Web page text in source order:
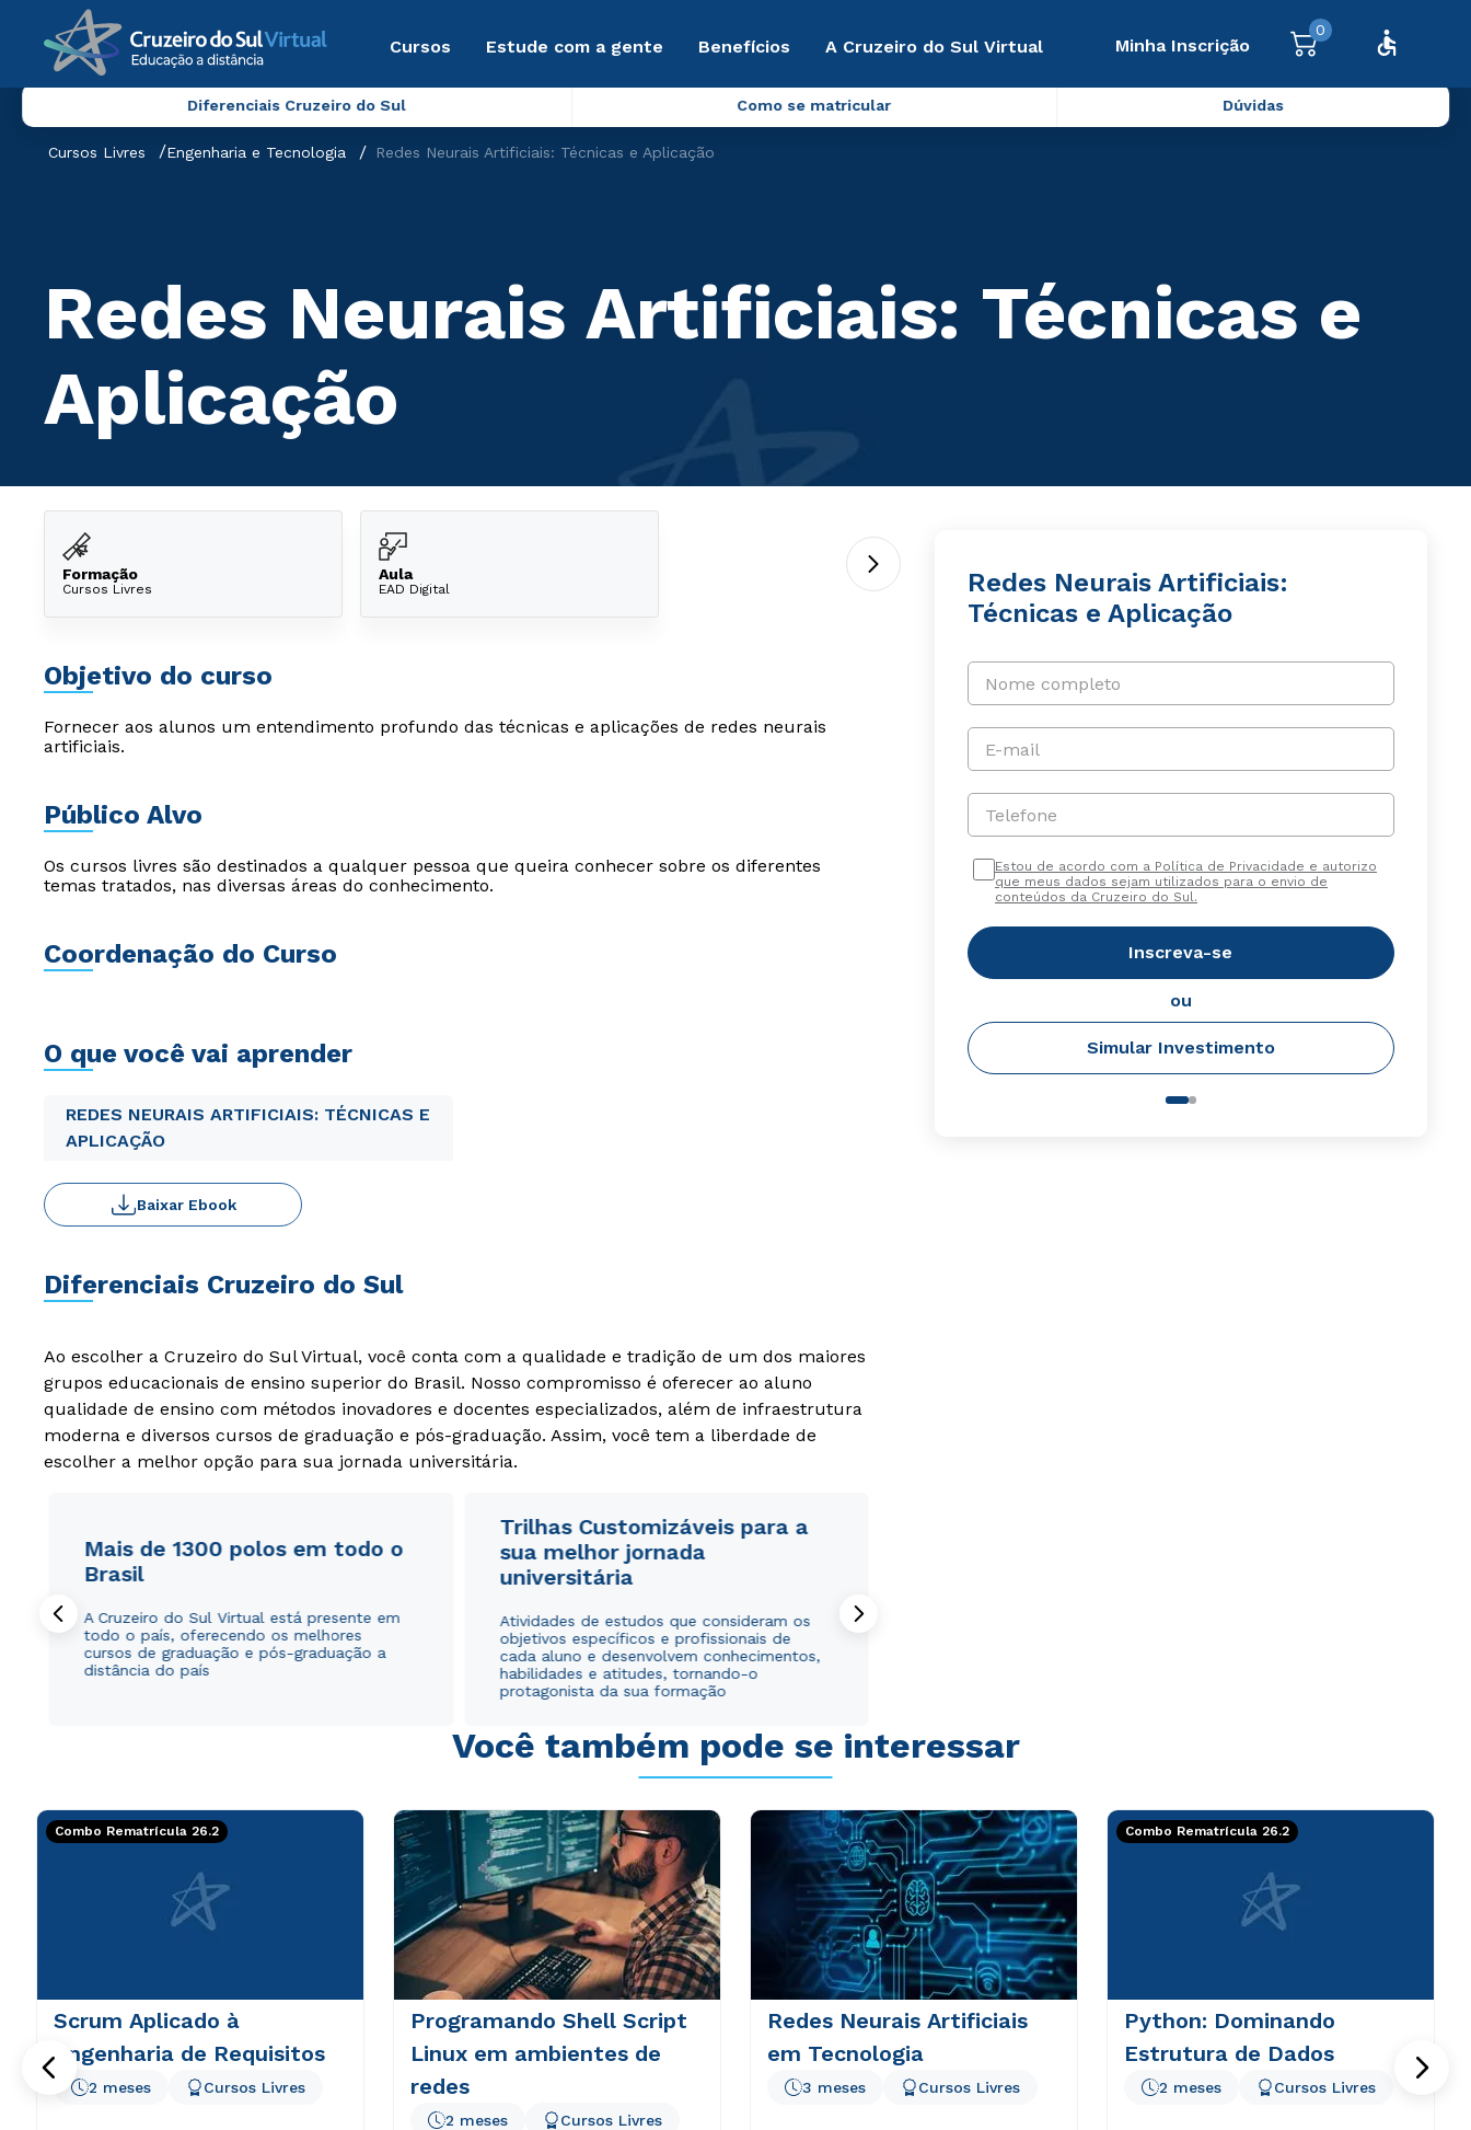
Cursos Estude com a gente Benefícios A Cruzeiro do Sul Virtual Minha Inscrição
0
Diferenciais Cruzeiro do Sul Como se matricular Dúvidas
Cursos Livres Engenharia e Tecnologia Redes Neurais Artificiais: Técnicas e Aplicação
Redes Neurais Artificiais: Técnicas e
Aplicação
Formação
Cursos Livres
Aula
EAD Digital
Objetivo do curso
Fornecer aos alunos um entendimento profundo das técnicas e aplicações de redes neurais
artificiais.
Público Alvo
Os cursos livres são destinados a qualquer pessoa que queira conhecer sobre os diferentes
temas tratados, nas diversas áreas do conhecimento.
Coordenação do Curso
O que você vai aprender
REDES NEURAIS ARTIFICIAIS: TÉCNICAS E
APLICAÇÃO
Baixar Ebook
Diferenciais Cruzeiro do Sul
Ao escolher a Cruzeiro do Sul Virtual, você conta com a qualidade e tradição de um dos maiores
grupos educacionais de ensino superior do Brasil. Nosso compromisso é oferecer ao aluno
qualidade de ensino com métodos inovadores e docentes especializados, além de infraestrutura
moderna e diversos cursos de graduação e pós-graduação. Assim, você tem a liberdade de
escolher a melhor opção para sua jornada universitária.
Mais de 1300 polos em todo o
Brasil
A Cruzeiro do Sul Virtual está presente em
todo o país, oferecendo os melhores
cursos de graduação e pós-graduação a
distância do país
Trilhas Customizáveis para a
sua melhor jornada
universitária
Atividades de estudos que consideram os
objetivos específicos e profissionais de
cada aluno e desenvolvem conhecimentos,
habilidades e atitudes, tornando-o
protagonista da sua formação
Redes Neurais Artificiais:
Técnicas e Aplicação
Nome completo
E-mail
Telefone
Estou de acordo com a Política de Privacidade e autorizo
que meus dados sejam utilizados para o envio de
conteúdos da Cruzeiro do Sul.
Inscreva-se
ou
Simular Investimento
Você também pode se interessar
Combo Rematrícula 26.2
Scrum Aplicado à
Engenharia de Requisitos
2 meses Cursos Livres
Programando Shell Script
Linux em ambientes de
redes
2 meses Cursos Livres
Redes Neurais Artificiais
em Tecnologia
3 meses Cursos Livres
Combo Rematrícula 26.2
Python: Dominando
Estrutura de Dados
2 meses Cursos Livres
WhatsApp
ou
Estou de acordo com a Política de Privacidade.e
autorizo que meus dados sejam utilizados para o
envio de conteúdos da Cruzeiro do Sul.
WhatsApp
ou
Estou de acordo com a Política de Privacidade.e
autorizo que meus dados sejam utilizados para o
envio de conteúdos da Cruzeiro do Sul.